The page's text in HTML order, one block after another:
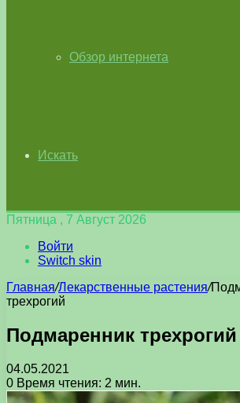
Обзор интернета
Искать
Пятница , 7 Август 2026
Войти
Switch skin
Главная/Лекарственные растения/
трехрогий
Подмаренник трехрогий
04.05.2021
0 Время чтения: 2 мин.